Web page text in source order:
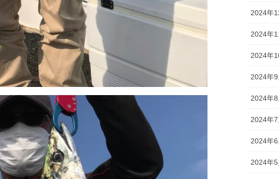
2024年
2024年
2024年
2024年
2024年
2024年
2024年
2024年